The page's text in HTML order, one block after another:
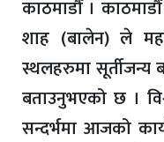
काठमाडौँ ।
शाह (बालेन) ले
स्थलहरुमा सूर्तीजन्य
बताउनुभएको छ ।
सन्दर्भमा आजको